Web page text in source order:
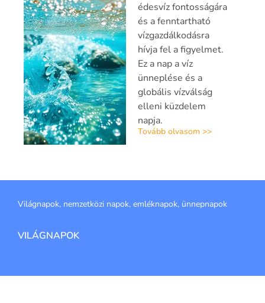
édesvíz fontosságára
és a fenntartható
vízgazdálkodásra
hívja fel a figyelmet.
Ez a nap a víz
ünneplése és a
globális vízválság
elleni küzdelem
napja.
Tovább olvasom >>
Világnapok, nemzetközi napok, emléknapok, ünnepnapok
VILÁGNAPOK